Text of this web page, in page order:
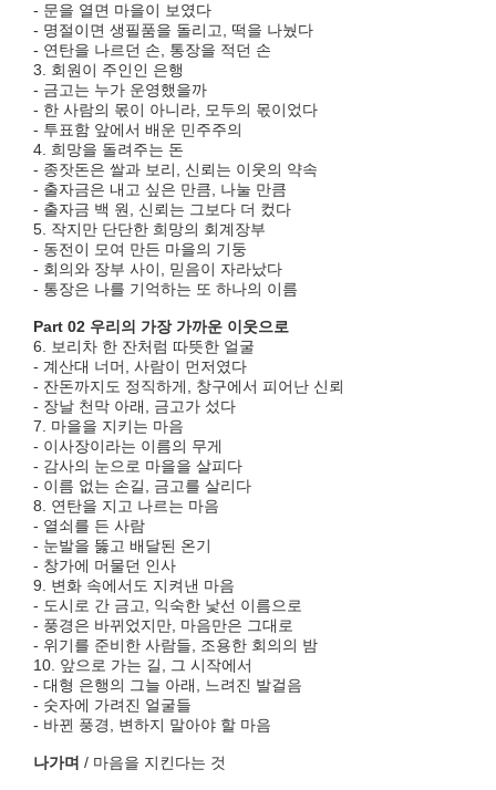
- 문을 열면 마을이 보였다
- 명절이면 생필품을 돌리고, 떡을 나눴다
- 연탄을 나르던 손, 통장을 적던 손
3. 회원이 주인인 은행
- 금고는 누가 운영했을까
- 한 사람의 몫이 아니라, 모두의 몫이었다
- 투표함 앞에서 배운 민주주의
4. 희망을 돌려주는 돈
- 종잣돈은 쌀과 보리, 신뢰는 이웃의 약속
- 출자금은 내고 싶은 만큼, 나눌 만큼
- 출자금 백 원, 신뢰는 그보다 더 컸다
5. 작지만 단단한 희망의 회계장부
- 동전이 모여 만든 마을의 기둥
- 회의와 장부 사이, 믿음이 자라났다
- 통장은 나를 기억하는 또 하나의 이름
Part 02 우리의 가장 가까운 이웃으로
6. 보리차 한 잔처럼 따뜻한 얼굴
- 계산대 너머, 사람이 먼저였다
- 잔돈까지도 정직하게, 창구에서 피어난 신뢰
- 장날 천막 아래, 금고가 섰다
7. 마을을 지키는 마음
- 이사장이라는 이름의 무게
- 감사의 눈으로 마을을 살피다
- 이름 없는 손길, 금고를 살리다
8. 연탄을 지고 나르는 마음
- 열쇠를 든 사람
- 눈발을 뚫고 배달된 온기
- 창가에 머물던 인사
9. 변화 속에서도 지켜낸 마음
- 도시로 간 금고, 익숙한 낯선 이름으로
- 풍경은 바뀌었지만, 마음만은 그대로
- 위기를 준비한 사람들, 조용한 회의의 밤
10. 앞으로 가는 길, 그 시작에서
- 대형 은행의 그늘 아래, 느려진 발걸음
- 숫자에 가려진 얼굴들
- 바뀐 풍경, 변하지 말아야 할 마음
나가며 / 마음을 지킨다는 것